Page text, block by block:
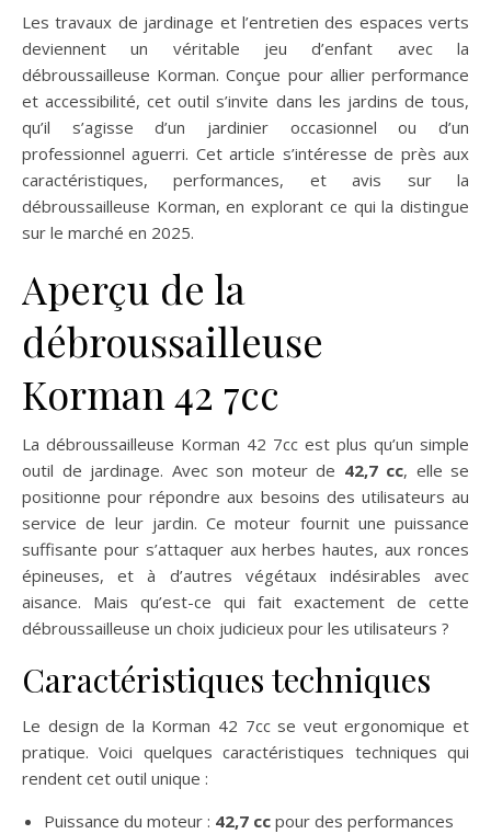
Les travaux de jardinage et l’entretien des espaces verts
deviennent un véritable jeu d’enfant avec la
débroussailleuse Korman. Conçue pour allier performance
et accessibilité, cet outil s’invite dans les jardins de tous,
qu’il s’agisse d’un jardinier occasionnel ou d’un
professionnel aguerri. Cet article s’intéresse de près aux
caractéristiques, performances, et avis sur la
débroussailleuse Korman, en explorant ce qui la distingue
sur le marché en 2025.
Aperçu de la
débroussailleuse
Korman 42 7cc
La débroussailleuse Korman 42 7cc est plus qu’un simple
outil de jardinage. Avec son moteur de 42,7 cc, elle se
positionne pour répondre aux besoins des utilisateurs au
service de leur jardin. Ce moteur fournit une puissance
suffisante pour s’attaquer aux herbes hautes, aux ronces
épineuses, et à d’autres végétaux indésirables avec
aisance. Mais qu’est-ce qui fait exactement de cette
débroussailleuse un choix judicieux pour les utilisateurs ?
Caractéristiques techniques
Le design de la Korman 42 7cc se veut ergonomique et
pratique. Voici quelques caractéristiques techniques qui
rendent cet outil unique :
Puissance du moteur : 42,7 cc pour des performances